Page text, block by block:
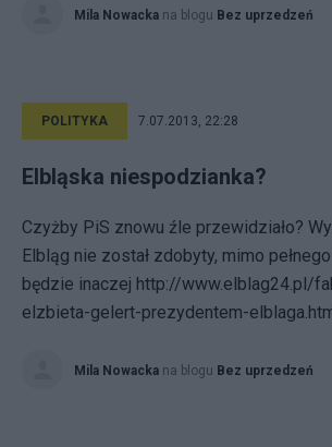
Mila Nowacka na blogu Bez uprzedzeń
POLITYKA 7.07.2013, 22:28
Elbląska niespodzianka?
Czyżby PiS znowu źle przewidziało?
Elbląg nie został zdobyty, mimo
będzie inaczej http://www.elblag24.pl/
elzbieta-gelert-prezydentem-
Mila Nowacka na blogu Bez uprzedzeń